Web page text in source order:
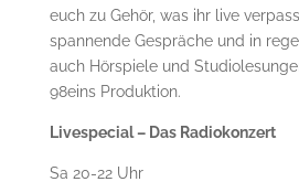
euch zu Gehör, was ihr live
spannende Gespräche und in
auch Hörspiele und
98eins Produktion.
Livespecial – Das Radiokonzert
Sa 20-22 Uhr